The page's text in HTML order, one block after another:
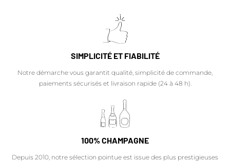
SIMPLICITÉ ET FIABILITÉ
Notre démarche vous garantit qualité, simplicité de commande,
paiements sécurisés et livraison rapide (24 à 48 h).
100% CHAMPAGNE
Depuis 2010, notre sélection pointue est issue des plus prestigieuses